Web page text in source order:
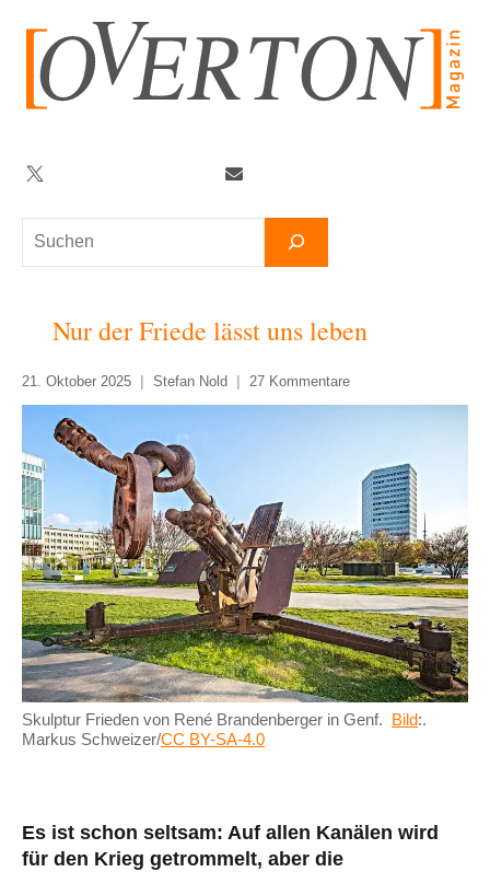
springen
Suchen
Twitter
Nur der Friede lässt uns leben
21. Oktober 2025 Stefan Nold 27 Kommentare
Skulptur Frieden von René Brandenberger in Genf. Bild:.
Markus Schweizer/CC BY-SA-4.0
Es ist schon seltsam: Auf allen Kanälen wird
für den Krieg getrommelt, aber die